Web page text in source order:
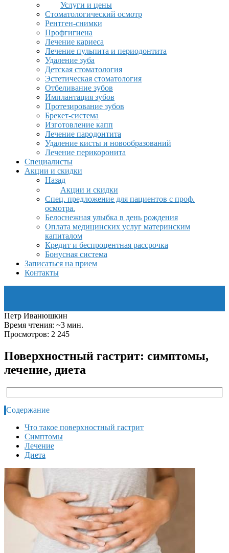
Услуги и цены
Стоматологический осмотр
Рентген-снимки
Профгигиена
Лечение кариеса
Лечение пульпита и периодонтита
Удаление зуба
Детская стоматология
Эстетическая стоматология
Отбеливание зубов
Имплантация зубов
Протезирование зубов
Брекет-система
Изготовление капп
Лечение пародонтита
Удаление кисты и новообразований
Лечение перикоронита
Специалисты
Акции и скидки
Назад
Акции и скидки
Спец. предложение для пациентов с проф.
осмотра.
Белоснежная улыбка в день рождения
Оплата медицинских услуг материнским
капиталом
Кредит и беспроцентная рассрочка
Бонусная система
Записаться на прием
Контакты
Петр Иванюшкин
Время чтения: ~3 мин.
Просмотров: 2 245
Поверхностный гастрит: симптомы,
лечение, диета
Содержание
Что такое поверхностный гастрит
Симптомы
Лечение
Диета